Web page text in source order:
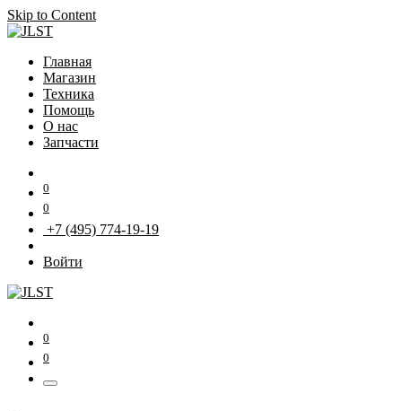
Skip to Content
Главная
Магазин
Техника
Помощь
О нас
Запчасти
0
0
+7 (495) 774-19-19
Войти
0
0